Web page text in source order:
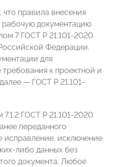
правила внесения
документацию
7 ГОСТ Р 21.101-2020.
Федерации.
для
к проектной и
— ГОСТ Р 21.101-
7.1.2 ГОСТ Р 21.101-2020
переданного
исправление, исключение
либо данных без
документа. Любое